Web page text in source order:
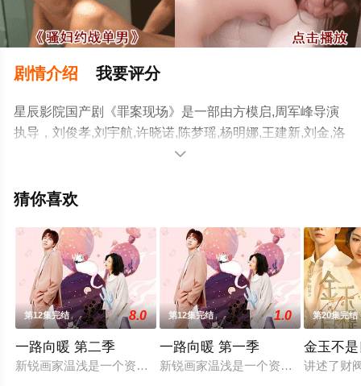
剧情介绍 我要评分
星辰影院国产剧《罪案现场》是一部由方模启,周军峰导演
执导，刘俊孝,刘宇航,许晓诺,陈梦瑶,杨明娜,王建新,刘金,洛
嘉,赵美钧,童心,张程诗晴,戚彩,刘鸿飞,费贝贝,李长怿,方之
局剧情已揭晓（第24集已完结），手机免费观看高清无删
步至豆瓣电视剧、电视猫或剧情网等平台了解。

猜你喜欢
第12集完结 8.0
一路向暖 第二季
新锐画家温浅是一个资深“唇控”，习惯以唇辨人，受父之命前
第12集完结 1.0
一路向暖 第一季
新锐画家温浅是一个资深“唇控”，习
第20集完结
金玉不
讲述了财